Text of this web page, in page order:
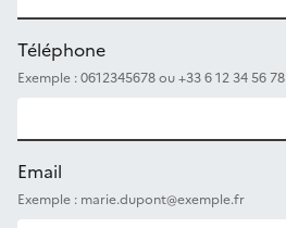
Téléphone
Exemple : 0612345678 ou +33 6 12 34 56 78
Email
Exemple : marie.dupont@exemple.fr